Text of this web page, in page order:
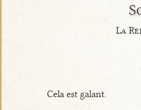
La
Cela est galant.